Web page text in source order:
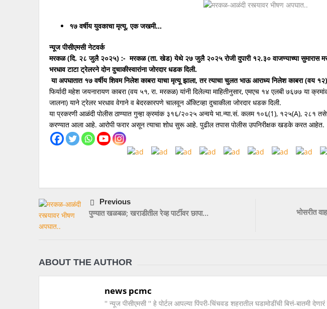
फोर्स ट्रॅव्हलरच्या धडकेत तरुणीचा मृत्यू; चालकाविरुद्ध निगडी पोलिसांत गुन्हा दाखल…
१७ वर्षीय युवकाचा मृत्यू, एक जखमी…
न्यूज पीसीएमसी नेटवर्क
मरकळ (दि. २८ जुलै २०२५) :- मरकळ (ता. खेड) येथे २७ जुलै २०२५ रोजी दुपारी १२.३० वाजण्याच्या सुमारास
भरधाव टाटा ट्रेलरने दोन दुचाकीस्वारांना जोरदार धडक दिली.
या अपघातात १७ वर्षीय शिवम निलेश काबरा याचा मृत्यू झाला, तर त्याचा चुलत भाऊ आराध्य निलेश काबरा (वय
फिर्यादी महेश जयनारायण काबरा (वय ५१, रा. मरकळ) यांनी दिलेल्या माहितीनुसार, एमएच १४ एलबी ७६७७ या
जालना) याने ट्रेलर भरधाव वेगाने व बेदरकारपणे चालवून अ‍ॅक्टिव्हा दुचाकीला जोरदार धडक दिली.
या प्रकरणी आळंदी पोलीस ठाण्यात गुन्हा क्रमांक ३१६/२०२५ अन्वये भा.न्या.सं. कलम १०६(1), १२५(A), २८१
करण्यात आला आहे. आरोपी फरार असून त्याचा शोध सुरू आहे. पुढील तपास पोलीस उपनिरीक्षक खडके करत आहेत.
Previous
पुण्यात खळबळ; खराडीतील रेव्ह पार्टीवर छापा… भोसरीत
ABOUT THE AUTHOR
news pcmc
'' न्यूज पीसीएमसी '' हे पोर्टल आपल्या पिंपरी-चिंचवड शहरातील घडामोडींची बित्तं-बातमी